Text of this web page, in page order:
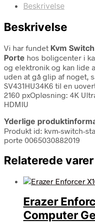
Beskrivelse
Beskrivelse
Vi har fundet Kvm
Porte hos boligcenter i
og elektronik og kan lide
uden at gå glip af noget,
SV431HU34K6 til en
2160 pxOpløsning: 4K
HDMIU
Yderlige
Produkt id: kvm-switch-
porte 0065030882019
Relaterede varer
Erazer
Computer